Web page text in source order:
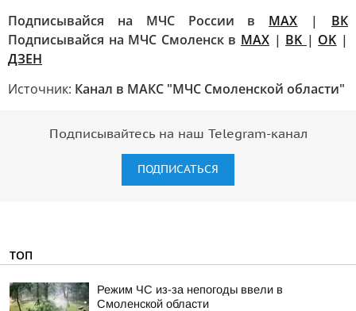
Подписывайся на МЧС России в MAX | ВК
Подписывайся на МЧС Смоленск в MAX | BK | OK |
ДЗЕН
Источник: Канал в МАКС "МЧС Смоленской области"
Подписывайтесь на наш Telegram-канал
ПОДПИСАТЬСЯ
ТОП
Режим ЧС из-за непогоды ввели в
Смоленской области